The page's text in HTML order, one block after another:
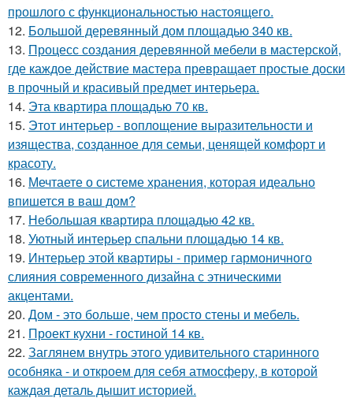
прошлого с функциональностью настоящего.
12. Большой деревянный дом площадью 340 кв.
13. Процесс создания деревянной мебели в мастерской,
где каждое действие мастера превращает простые доски
в прочный и красивый предмет интерьера.
14. Эта квартира площадью 70 кв.
15. Этот интерьер - воплощение выразительности и
изящества, созданное для семьи, ценящей комфорт и
красоту.
16. Мечтаете о системе хранения, которая идеально
впишется в ваш дом?
17. Небольшая квартира площадью 42 кв.
18. Уютный интерьер спальни площадью 14 кв.
19. Интерьер этой квартиры - пример гармоничного
слияния современного дизайна с этническими
акцентами.
20. Дом - это больше, чем просто стены и мебель.
21. Проект кухни - гостиной 14 кв.
22. Заглянем внутрь этого удивительного старинного
особняка - и откроем для себя атмосферу, в которой
каждая деталь дышит историей.